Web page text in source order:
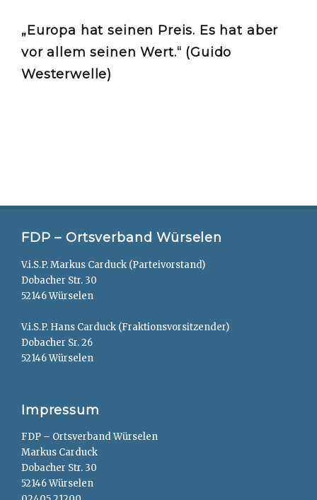
„Europa hat seinen Preis. Es hat aber
vor allem seinen Wert.“ (Guido
Westerwelle)
FDP – Ortsverband Würselen
V.i.S.P. Markus Carduck (Parteivorstand)
Dobacher Str. 30
52146 Würselen
V.i.S.P. Hans Carduck (Fraktionsvorsitzender)
Dobacher Sr. 26
52146 Würselen
Impressum
FDP – Ortsverband Würselen
Markus Carduck
Dobacher Str. 30
52146 Würselen